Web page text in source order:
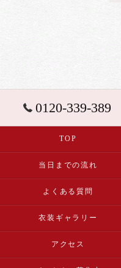
0120-339-389
TOP
当日までの流れ
よくある質問
衣装ギャラリー
アクセス